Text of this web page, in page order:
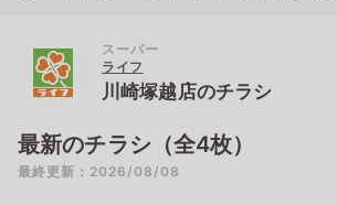
スーパー
ライフ
川崎塚越店のチラシ
最新のチラシ（全4枚）
最終更新：2026/08/08